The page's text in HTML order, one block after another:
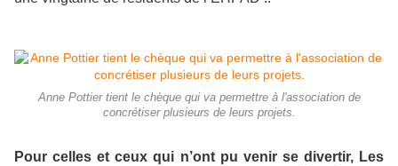
Anne Pottier tient le chèque qui va permettre à l'association de
concrétiser plusieurs de leurs projets.
Pour celles et ceux qui n’ont pu venir se divertir, Les